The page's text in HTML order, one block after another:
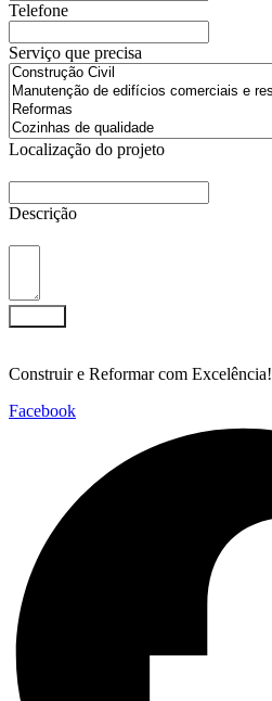
Telefone
Serviço que precisa
Localização do projeto
Descrição
Construir e Reformar com Excelência!
Facebook